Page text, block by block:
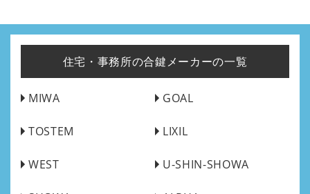
住宅・事務所の合鍵メーカーの一覧
MIWA GOAL
TOSTEM LIXIL
WEST U-SHIN-SHOWA